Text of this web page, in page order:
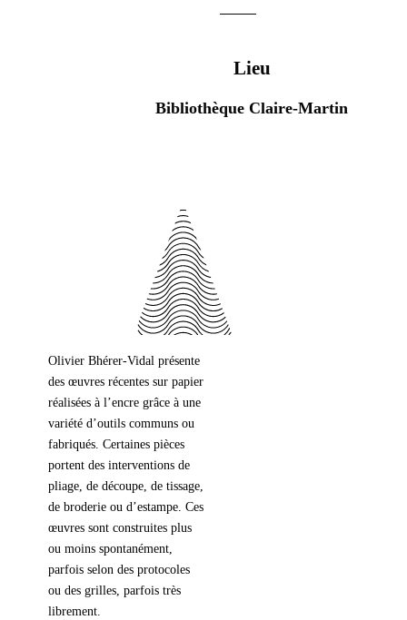
Lieu
Bibliothèque Claire-Martin
Olivier Bhérer-Vidal présente
des œuvres récentes sur papier
réalisées à l’encre grâce à une
variété d’outils communs ou
fabriqués. Certaines pièces
portent des interventions de
pliage, de découpe, de tissage,
de broderie ou d’estampe. Ces
œuvres sont construites plus
ou moins spontanément,
parfois selon des protocoles
ou des grilles, parfois très
librement.